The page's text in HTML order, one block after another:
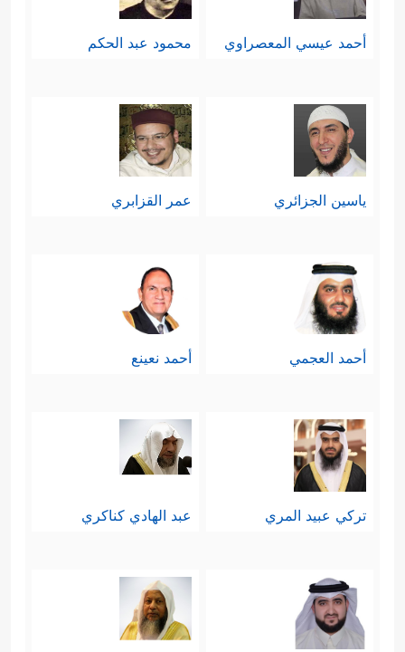
أحمد عيسي المعصراوي محمود عبد الحكم
ياسين الجزائري عمر القزابري
أحمد العجمي أحمد نعينع
تركي عبيد المري عبد الهادي كناكري